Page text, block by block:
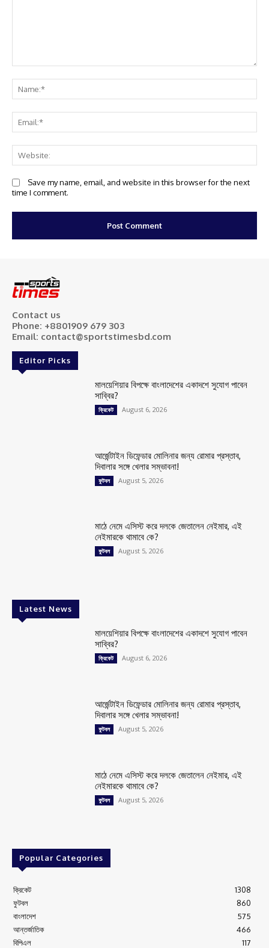
Comment:
Save my name, email, and website in this browser for the next
time I comment.
Contact us
Phone: +8801909 679 303
Email: contact@sportstimesbd.com
Editor Picks
মালয়েশিয়ার বিপক্ষে বাংলাদেশের একাদশে সুযোগ পাবেন
সাব্বির?
ক্রিকেট August 6, 2026
আর্জেন্টাইন ডিফেন্ডার মোলিনার জন্য রোমার প্রস্তাব,
দিবালার সঙ্গে খেলার সম্ভাবনা!
ফুটবল August 5, 2026
মাঠে নেমে এসিস্ট করে দলকে জেতালেন নেইমার, এই
নেইমারকে থামাবে কে?
ফুটবল August 5, 2026
Latest News
মালয়েশিয়ার বিপক্ষে বাংলাদেশের একাদশে সুযোগ পাবেন
সাব্বির?
ক্রিকেট August 6, 2026
আর্জেন্টাইন ডিফেন্ডার মোলিনার জন্য রোমার প্রস্তাব,
দিবালার সঙ্গে খেলার সম্ভাবনা!
ফুটবল August 5, 2026
মাঠে নেমে এসিস্ট করে দলকে জেতালেন নেইমার, এই
নেইমারকে থামাবে কে?
ফুটবল August 5, 2026
Popular Categories
ক্রিকেট
1308
ফুটবল
860
বাংলাদেশ
575
আন্তর্জাতিক
466
বিপিএল
117